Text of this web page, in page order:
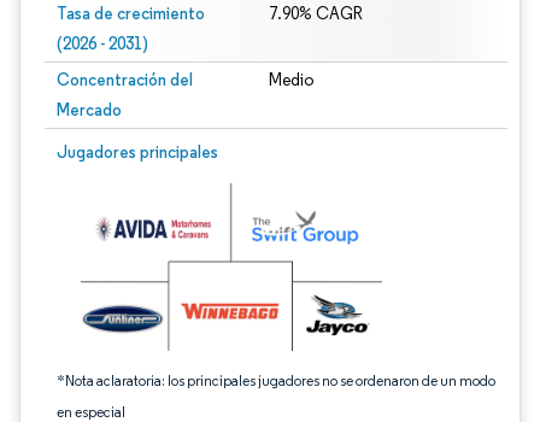
Tasa de crecimiento
(2026 - 2031)
7.90% CAGR
Concentración del
Mercado
Medio
Jugadores principales
*Nota aclaratoria: los principales jugadores no se ordenaron de un modo
en especial
Imagen © Mordor Intelligence. El uso requiere atribución según CC BY 4.0.